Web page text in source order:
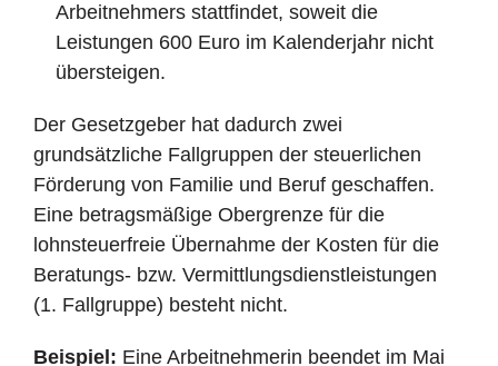
Arbeitnehmers stattfindet, soweit die
Leistungen 600 Euro im Kalenderjahr nicht
übersteigen.
Der Gesetzgeber hat dadurch zwei
grundsätzliche Fallgruppen der steuerlichen
Förderung von Familie und Beruf geschaffen.
Eine betragsmäßige Obergrenze für die
lohnsteuerfreie Übernahme der Kosten für die
Beratungs- bzw. Vermittlungsdienstleistungen
(1. Fallgruppe) besteht nicht.
Beispiel: Eine Arbeitnehmerin beendet im Mai